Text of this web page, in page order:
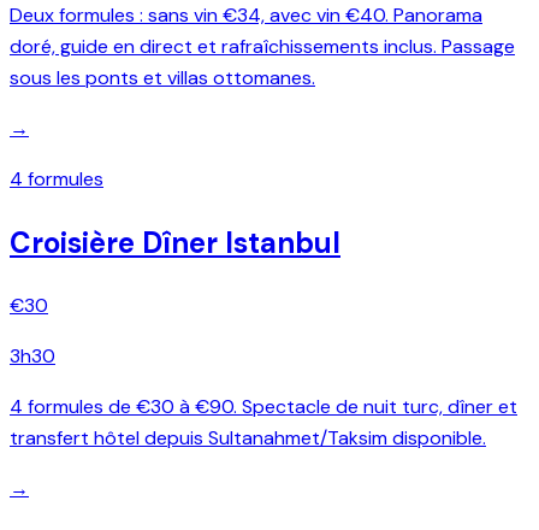
Deux formules : sans vin €34, avec vin €40. Panorama
doré, guide en direct et rafraîchissements inclus. Passage
sous les ponts et villas ottomanes.
→
4 formules
Croisière Dîner Istanbul
€30
3h30
4 formules de €30 à €90. Spectacle de nuit turc, dîner et
transfert hôtel depuis Sultanahmet/Taksim disponible.
→